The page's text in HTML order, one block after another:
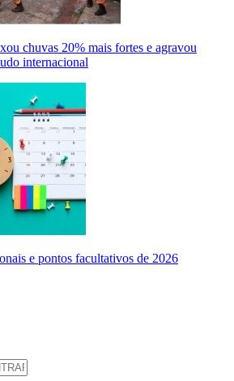
chuvas 20% mais fortes e agravou
internacional
e pontos facultativos de 2026